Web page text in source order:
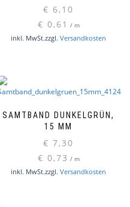
€ 6,10
€ 0,61 / m
inkl. MwSt.zzgl. Versandkosten
SAMTBAND DUNKELGRÜN,
15 MM
€ 7,30
€ 0,73 / m
inkl. MwSt.zzgl. Versandkosten